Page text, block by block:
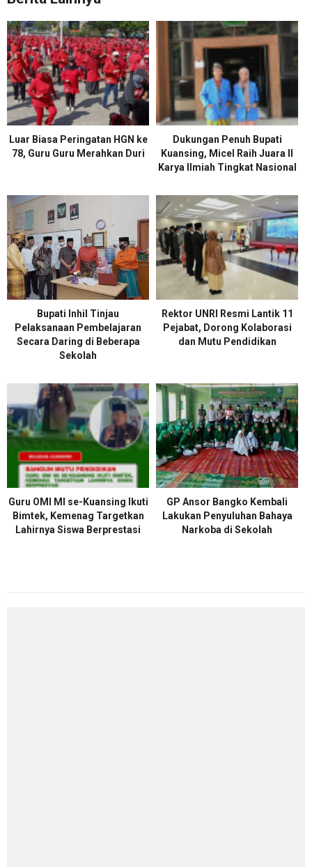
Luar Biasa Peringatan HGN ke
78, Guru Guru Merahkan Duri
Dukungan Penuh Bupati
Kuansing, Micel Raih Juara II
Karya Ilmiah Tingkat Nasional
Bupati Inhil Tinjau
Pelaksanaan Pembelajaran
Secara Daring di Beberapa
Sekolah
Rektor UNRI Resmi Lantik 11
Pejabat, Dorong Kolaborasi
dan Mutu Pendidikan
Guru OMI MI se-Kuansing Ikuti
Bimtek, Kemenag Targetkan
Lahirnya Siswa Berprestasi
GP Ansor Bangko Kembali
Lakukan Penyuluhan Bahaya
Narkoba di Sekolah